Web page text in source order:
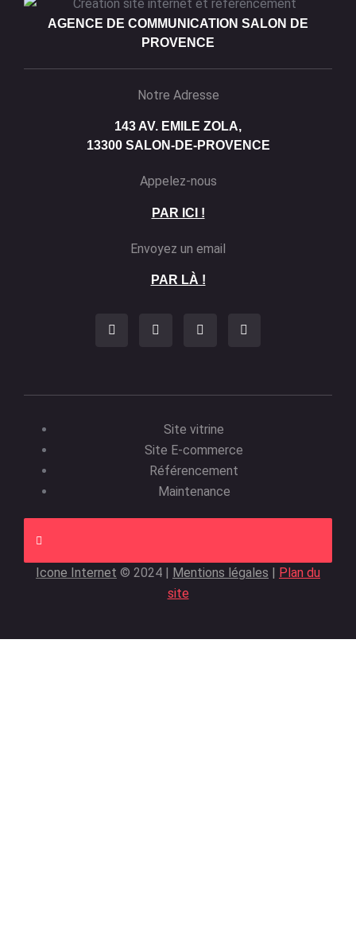
AGENCE DE COMMUNICATION SALON DE
PROVENCE
Notre Adresse
143 AV. EMILE ZOLA,
13300 SALON-DE-PROVENCE
Appelez-nous
PAR ICI !
Envoyez un email
PAR LÀ !
Site vitrine
Site E-commerce
Référencement
Maintenance
Icone Internet © 2024 | Mentions légales | Plan du
site